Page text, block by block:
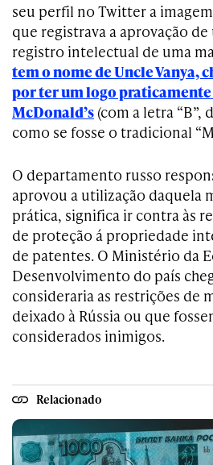
seu perfil no Twitter a
que registrava a aprovação
registro intelectual de uma
tem o nome de Uncle Vanya,
por ter um logo
McDonald’s (com a letra
como se fosse o tradicional
O departamento russo
aprovou a utilização daquela
prática, significa ir contra às
de proteção á propriedade
de patentes. O Ministério da
Desenvolvimento do país
consideraria as restrições de
deixado à Rússia ou que
considerados inimigos.
Relacionado